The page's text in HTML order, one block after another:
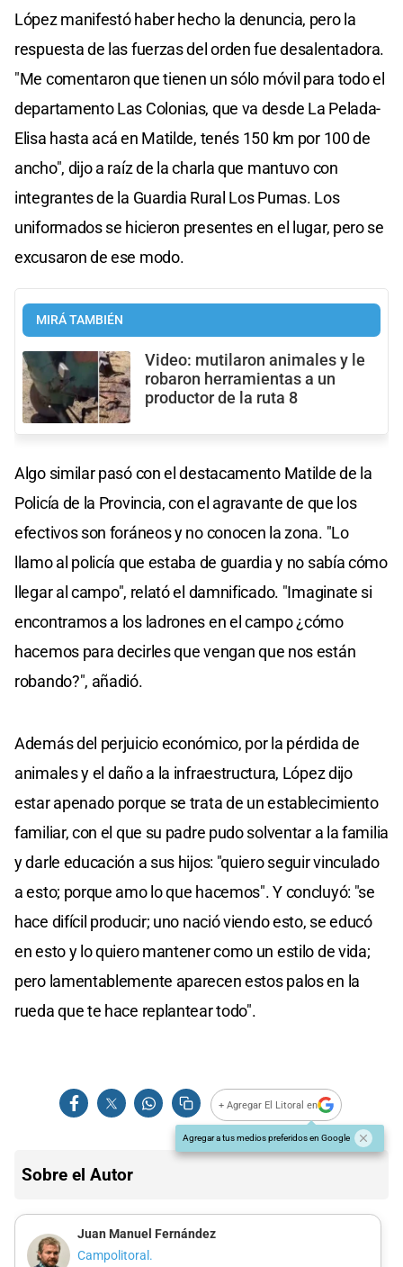
López manifestó haber hecho la denuncia, pero la
respuesta de las fuerzas del orden fue desalentadora.
"Me comentaron que tienen un sólo móvil para todo el
departamento Las Colonias, que va desde La Pelada-
Elisa hasta acá en Matilde, tenés 150 km por 100 de
ancho", dijo a raíz de la charla que mantuvo con
integrantes de la Guardia Rural Los Pumas. Los
uniformados se hicieron presentes en el lugar, pero se
excusaron de ese modo.
MIRÁ TAMBIÉN
Video: mutilaron animales y le
robaron herramientas a un
productor de la ruta 8
Algo similar pasó con el destacamento Matilde de la
Policía de la Provincia, con el agravante de que los
efectivos son foráneos y no conocen la zona. "Lo
llamo al policía que estaba de guardia y no sabía cómo
llegar al campo", relató el damnificado. "Imaginate si
encontramos a los ladrones en el campo ¿cómo
hacemos para decirles que vengan que nos están
robando?", añadió.
Además del perjuicio económico, por la pérdida de
animales y el daño a la infraestructura, López dijo
estar apenado porque se trata de un establecimiento
familiar, con el que su padre pudo solventar a la familia
y darle educación a sus hijos: "quiero seguir vinculado
a esto; porque amo lo que hacemos". Y concluyó: "se
hace difícil producir; uno nació viendo esto, se educó
en esto y lo quiero mantener como un estilo de vida;
pero lamentablemente aparecen estos palos en la
rueda que te hace replantear todo".
+ Agregar El Litoral en
Agregar a tus medios preferidos en Google
Sobre el Autor
Juan Manuel Fernández
Campolitoral.